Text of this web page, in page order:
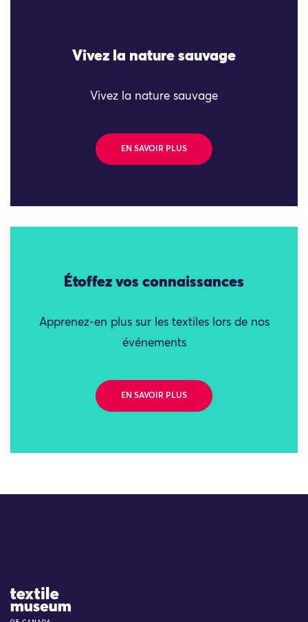
Vivez la nature sauvage
Vivez la nature sauvage
EN SAVOIR PLUS
Étoffez vos connaissances
Apprenez-en plus sur les textiles lors de nos
événements
EN SAVOIR PLUS
Site Logo